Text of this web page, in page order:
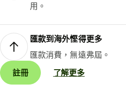
用。
匯款到海外慳得更多
匯款消費，無遠弗屆。
註冊
了解更多